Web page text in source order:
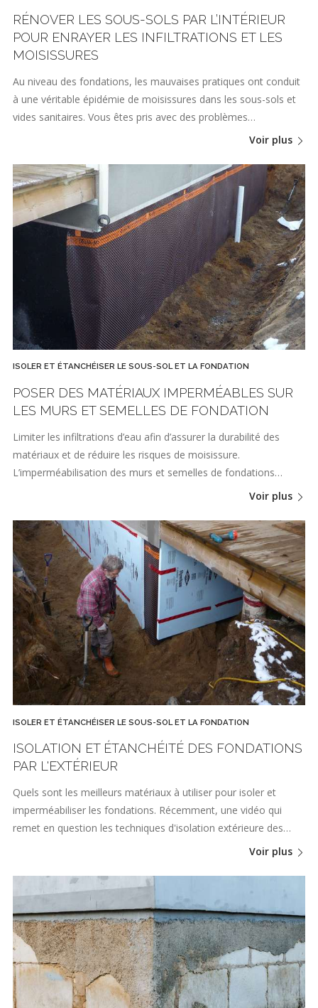
RÉNOVER LES SOUS-SOLS PAR L’INTÉRIEUR
POUR ENRAYER LES INFILTRATIONS ET LES
MOISISSURES
Au niveau des fondations, les mauvaises pratiques ont conduit
à une véritable épidémie de moisissures dans les sous-sols et
vides sanitaires. Vous êtes pris avec des problèmes…
Voir plus
ISOLER ET ÉTANCHÉISER LE SOUS-SOL ET LA FONDATION
POSER DES MATÉRIAUX IMPERMÉABLES SUR
LES MURS ET SEMELLES DE FONDATION
Limiter les infiltrations d’eau afin d’assurer la durabilité des
matériaux et de réduire les risques de moisissure.
L’imperméabilisation des murs et semelles de fondations…
Voir plus
ISOLER ET ÉTANCHÉISER LE SOUS-SOL ET LA FONDATION
ISOLATION ET ÉTANCHÉITÉ DES FONDATIONS
PAR L'EXTÉRIEUR
Quels sont les meilleurs matériaux à utiliser pour isoler et
imperméabiliser les fondations. Récemment, une vidéo qui
remet en question les techniques d'isolation extérieure des…
Voir plus